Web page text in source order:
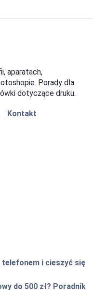
aparatach,
Porady dla
dotyczące druku.
Kontakt
telefonem i cieszyć się
do 500 zł? Poradnik